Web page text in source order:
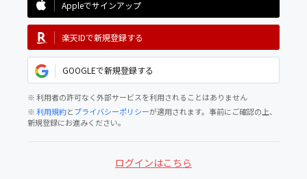
Appleでサインアップ
楽天IDで新規登録する
GOOGLEで新規登録する
※ 利用者の許可なく外部サービスを利用されることはありません
※利用規約とプライバシーポリシーが適用されます。事前にご確認の上、
新規登録にお進みください。
ログインはこちら